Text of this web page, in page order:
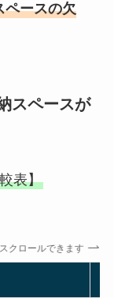
ペースの欠
スペースが
表】
スクロールできます